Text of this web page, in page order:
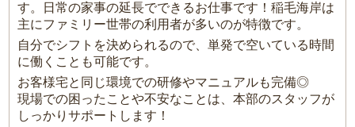
す。日常の家事の延長でできるお仕事です！稲毛海岸は
主にファミリー世帯の利用者が多いのが特徴です。
自分でシフトを決められるので、単発で空いている時間
に働くことも可能です。
お客様宅と同じ環境での研修やマニュアルも完備◎
現場での困ったことや不安なことは、本部のスタッフが
しっかりサポートします！